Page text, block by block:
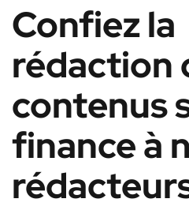
Confiez la
rédaction
contenus
finance à